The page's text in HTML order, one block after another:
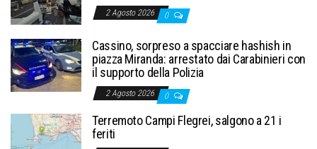
2 Agosto 2026 0
Cassino, sorpreso a spacciare hashish in
piazza Miranda: arrestato dai Carabinieri con
il supporto della Polizia
2 Agosto 2026 0
Terremoto Campi Flegrei, salgono a 21 i
feriti